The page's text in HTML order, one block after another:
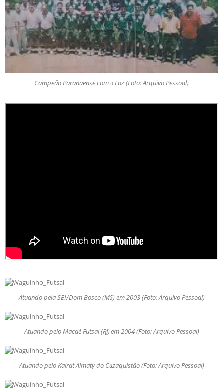
Campeão Paranaense com o Foz (Foto: Arquivo Pessoal)
Atuando pela SEI/Dom Bosco (MS) em 2003 (Foto: Arquivo Pessoal)
Atuando pelo Macaé Futsal (RJ) em 2004 (Foto: Arquivo Pessoal)
Atuando pelo Kairat Almaty do Cazaquistão (Foto: Arquivo Pessoal)